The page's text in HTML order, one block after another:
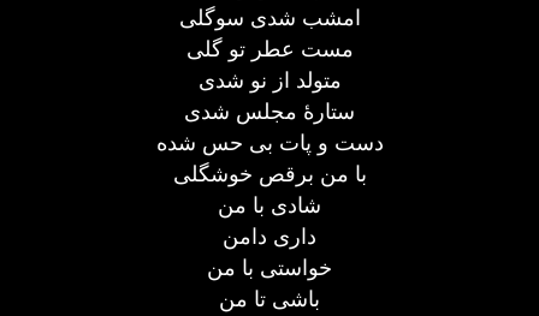
امشب شدی سوگلی
مست عطر تو گلی
متولد از نو شدی
ستارۀ مجلس شدی
دست و پات بی حس شده
با من برقص خوشگلی
شادی با من
داری دامن
خواستی با من
باشی تا من